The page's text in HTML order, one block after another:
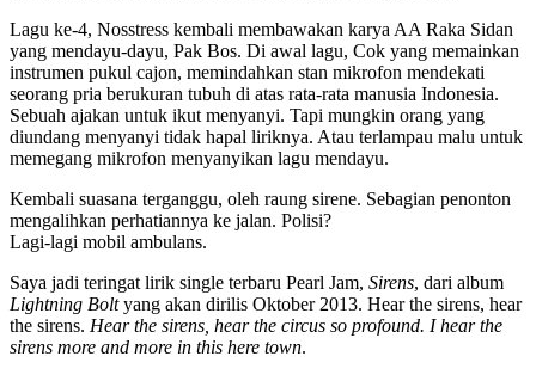
Lagu ke-4, Nosstress kembali membawakan karya AA Raka Sidan
yang mendayu-dayu, Pak Bos. Di awal lagu, Cok yang memainkan
instrumen pukul cajon, memindahkan stan mikrofon mendekati
seorang pria berukuran tubuh di atas rata-rata manusia Indonesia.
Sebuah ajakan untuk ikut menyanyi. Tapi mungkin orang yang
diundang menyanyi tidak hapal liriknya. Atau terlampau malu untuk
memegang mikrofon menyanyikan lagu mendayu.
Kembali suasana terganggu, oleh raung sirene. Sebagian penonton
mengalihkan perhatiannya ke jalan. Polisi?
Lagi-lagi mobil ambulans.
Saya jadi teringat lirik single terbaru Pearl Jam, Sirens, dari album
Lightning Boltyang akan dirilis Oktober 2013. Hear the sirens, hear
the sirens. Hear the sirens, hear the circus so profound. I hear the
sirens more and more in this here town.